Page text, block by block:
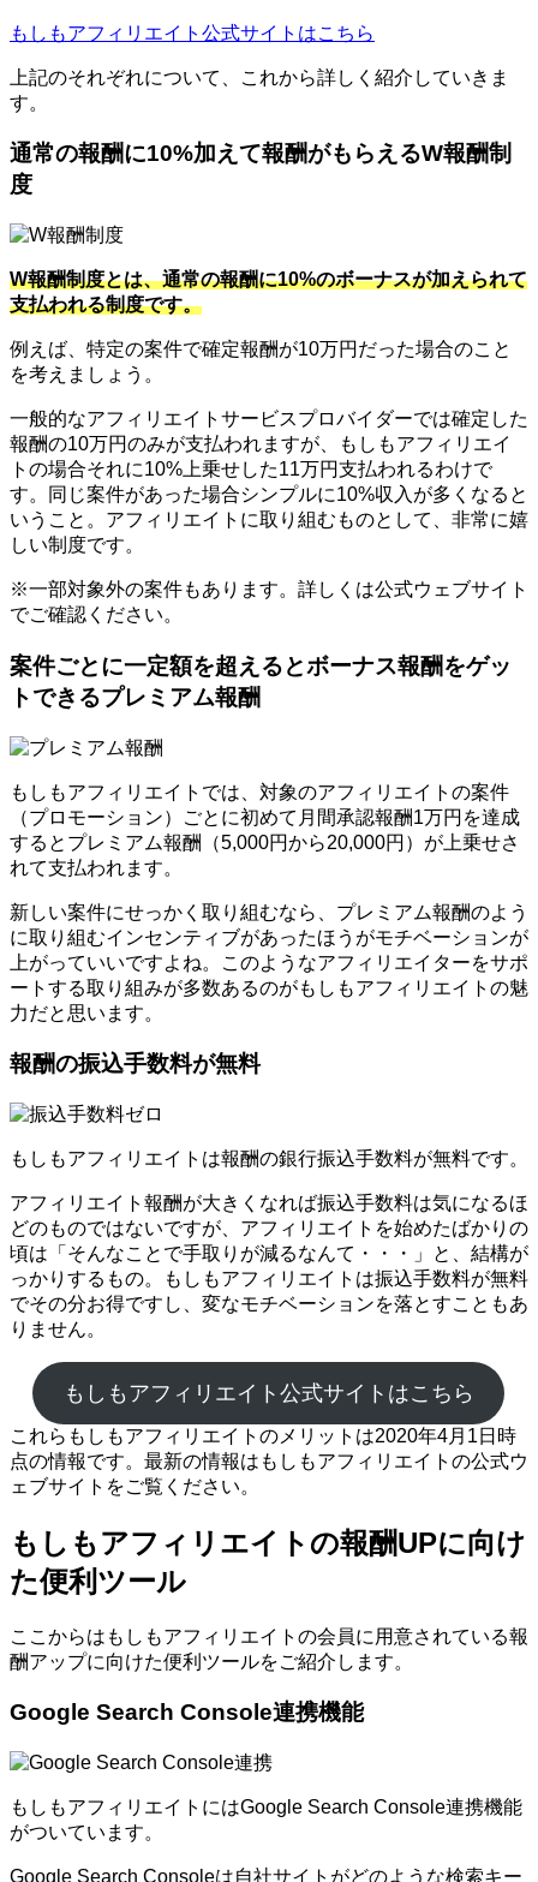
もしもアフィリエイト公式サイトはこちら
上記のそれぞれについて、これから詳しく紹介していきま
す。
通常の報酬に10%加えて報酬がもらえるW報酬制
度
W報酬制度とは、通常の報酬に10%のボーナスが加えられて
支払われる制度です。
例えば、特定の案件で確定報酬が10万円だった場合のこと
を考えましょう。
一般的なアフィリエイトサービスプロバイダーでは確定した
報酬の10万円のみが支払われますが、もしもアフィリエイ
トの場合それに10%上乗せした11万円支払われるわけで
す。同じ案件があった場合シンプルに10%収入が多くなると
いうこと。アフィリエイトに取り組むものとして、非常に嬉
しい制度です。
※一部対象外の案件もあります。詳しくは公式ウェブサイト
でご確認ください。
案件ごとに一定額を超えるとボーナス報酬をゲッ
トできるプレミアム報酬
もしもアフィリエイトでは、対象のアフィリエイトの案件
（プロモーション）ごとに初めて月間承認報酬1万円を達成
するとプレミアム報酬（5,000円から20,000円）が上乗せさ
れて支払われます。
新しい案件にせっかく取り組むなら、プレミアム報酬のよう
に取り組むインセンティブがあったほうがモチベーションが
上がっていいですよね。このようなアフィリエイターをサポ
ートする取り組みが多数あるのがもしもアフィリエイトの魅
力だと思います。
報酬の振込手数料が無料
もしもアフィリエイトは報酬の銀行振込手数料が無料です。
アフィリエイト報酬が大きくなれば振込手数料は気になるほ
どのものではないですが、アフィリエイトを始めたばかりの
頃は「そんなことで手取りが減るなんて・・・」と、結構が
っかりするもの。もしもアフィリエイトは振込手数料が無料
でその分お得ですし、変なモチベーションを落とすこともあ
りません。
もしもアフィリエイト公式サイトはこちら
これらもしもアフィリエイトのメリットは2020年4月1日時
点の情報です。最新の情報はもしもアフィリエイトの公式ウ
ェブサイトをご覧ください。
もしもアフィリエイトの報酬UPに向け
た便利ツール
ここからはもしもアフィリエイトの会員に用意されている報
酬アップに向けた便利ツールをご紹介します。
Google Search Console連携機能
もしもアフィリエイトにはGoogle Search Console連携機能
がついています。
Google Search Consoleは自社サイトがどのような検索キー